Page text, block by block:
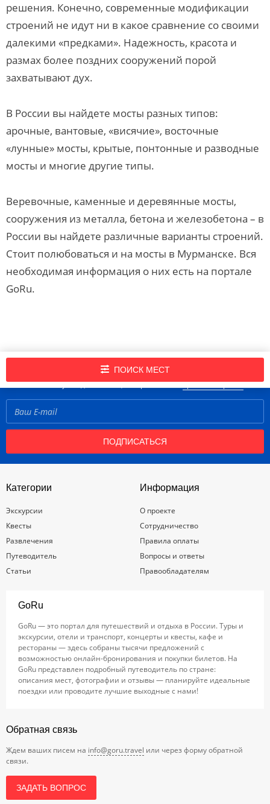
решения. Конечно, современные модификации
строений не идут ни в какое сравнение со своими
далекими «предками». Надежность, красота и
размах более поздних сооружений порой
захватывают дух.
В России вы найдете мосты разных типов:
арочные, вантовые, «висячие», восточные
«лунные» мосты, крытые, понтонные и разводные
мосты и многие другие типы.
Веревочные, каменные и деревянные мосты,
сооружения из металла, бетона и железобетона – в
России вы найдете различные варианты строений.
Стоит полюбоваться и на мосты в Мурманске. Вся
необходимая информация о них есть на портале
GoRu.
ПОИСК МЕСТ
Подпишись на нашу рассылку новостей!
Нажимая кнопку «Подписаться», вы принимаетеправила портала
ПОДПИСАТЬСЯ
Категории
Экскурсии
Квесты
Развлечения
Путеводитель
Статьи
Информация
О проекте
Сотрудничество
Правила оплаты
Вопросы и ответы
Правообладателям
GoRu
GoRu — это портал для путешествий и отдыха в России. Туры и
экскурсии, отели и транспорт, концерты и квесты, кафе и
рестораны — здесь собраны тысячи предложений с
возможностью онлайн-бронирования и покупки билетов. На
GoRu представлен подробный путеводитель по стране:
описания мест, фотографии и отзывы — планируйте идеальные
поездки или проводите лучшие выходные с нами!
Обратная связь
Ждем ваших писем на info@goru.travel или через форму обратной
связи.
ЗАДАТЬ ВОПРОС